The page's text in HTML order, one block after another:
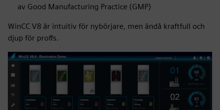
av Good Manufacturing Practice (GMP)
WinCC V8 är intuitiv för nybörjare, men ändå kraftfull och
djup för proffs.